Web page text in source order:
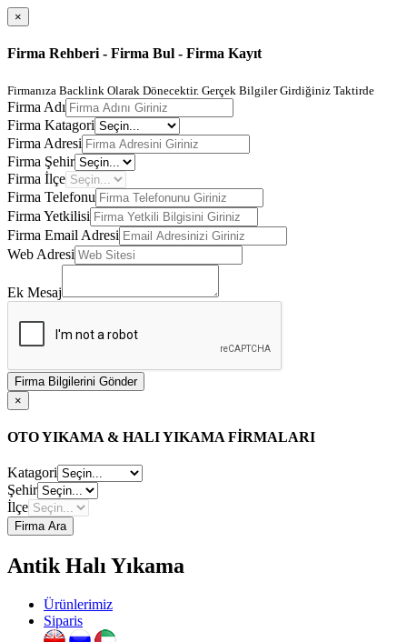
×
Firma Rehberi - Firma Bul - Firma Kayıt
Firmanıza Backlink Olarak Dönecektir. Gerçek Bilgiler Girdiğiniz Taktirde
Firma Adı
Firma Katagori
Firma Adresi
Firma Şehir
Firma İlçe
Firma Telefonu
Firma Yetkilisi
Firma Email Adresi
Web Adresi
Ek Mesaj
Firma Bilgilerini Gönder
×
OTO YIKAMA & HALI YIKAMA FİRMALARI
Katagori
Şehir
İlçe
Firma Ara
Antik Halı Yıkama
Ürünlerimiz
Siparis